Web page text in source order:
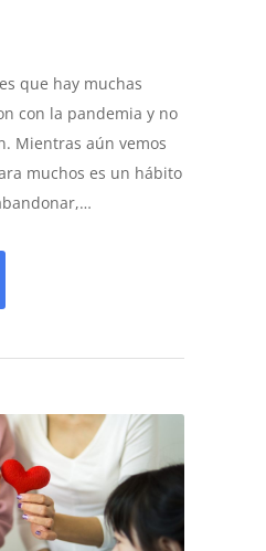
que hay muchas
con la pandemia y no
Mientras aún vemos
muchos es un hábito